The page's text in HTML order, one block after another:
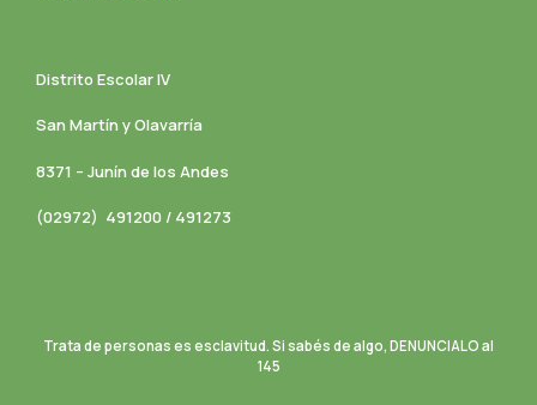
Distrito Escolar IV
San Martín y Olavarría
8371 – Junín de los Andes
(02972) 491200 / 491273
Trata de personas es esclavitud. Si sabés de algo, DENUNCIALO al
145